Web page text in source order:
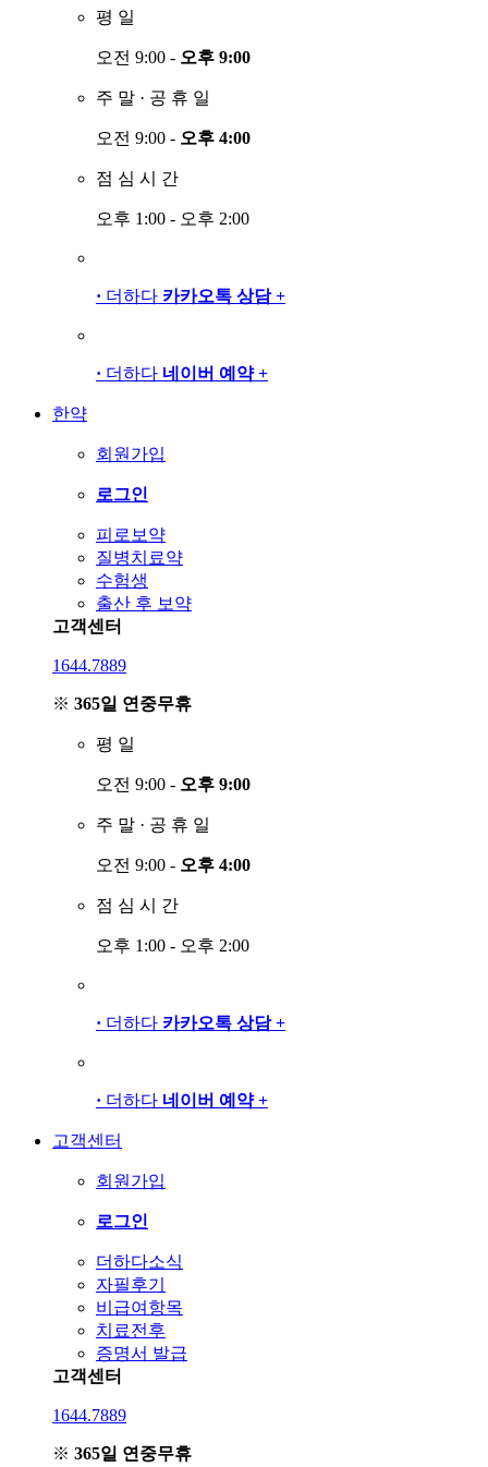
평 일
오전 9:00 - 오후 9:00
주 말 · 공 휴 일
오전 9:00 - 오후 4:00
점 심 시 간
오후 1:00 - 오후 2:00
· 더하다 카카오톡 상담 +
· 더하다 네이버 예약 +
한약
회원가입
로그인
피로보약
질병치료약
수험생
출산 후 보약
고객센터
1644.7889
※ 365일 연중무휴
평 일
오전 9:00 - 오후 9:00
주 말 · 공 휴 일
오전 9:00 - 오후 4:00
점 심 시 간
오후 1:00 - 오후 2:00
· 더하다 카카오톡 상담 +
· 더하다 네이버 예약 +
고객센터
회원가입
로그인
더하다소식
자필후기
비급여항목
치료전후
증명서 발급
고객센터
1644.7889
※ 365일 연중무휴